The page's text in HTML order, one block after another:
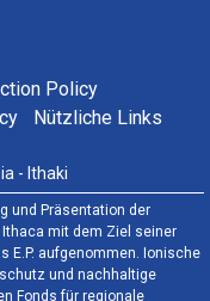
Policy
Nützliche Links
- Ithaki
und Präsentation der
Ithaca mit dem Ziel seiner
E.P. aufgenommen. Ionische
und nachhaltige
Fonds für regionale